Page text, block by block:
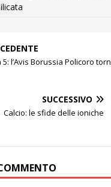
5: l’Avis Borussia Policoro
SUCCESSIVO
Calcio: le sfide delle ioniche